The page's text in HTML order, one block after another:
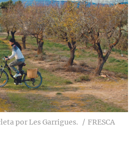
por Les Garrigues.
FRESCA